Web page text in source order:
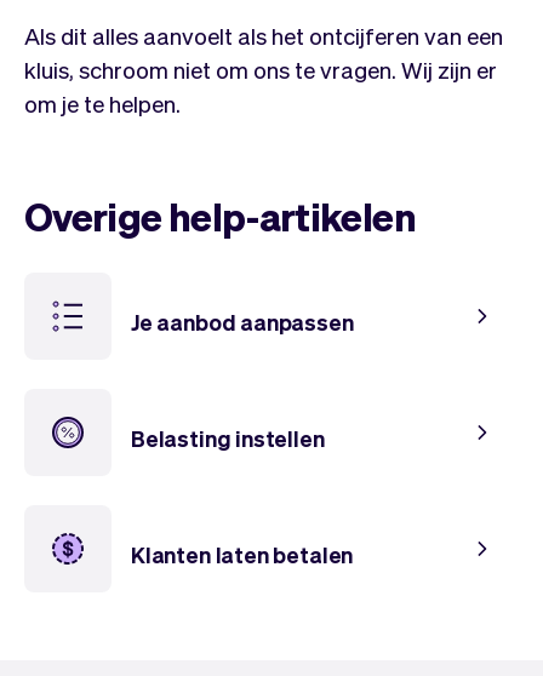
Als dit alles aanvoelt als het ontcijferen van een
kluis, schroom niet om ons te vragen. Wij zijn er
om je te helpen.
Overige help-artikelen
Je aanbod aanpassen
Belasting instellen
Klanten laten betalen